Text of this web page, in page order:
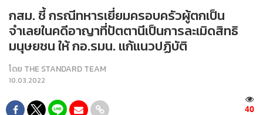
กสม. ชี้ กรณีทหารเยี่ยมครอบครัวผู้ตกเป็น
จำเลยในคดีอาญาที่ปัตตานีเป็นการละเมิดสิทธิ
มนุษยชน ให้ กอ.รมน. แก้แนวปฏิบัติ
โดย THE STANDARD TEAM
10.03.2022
40